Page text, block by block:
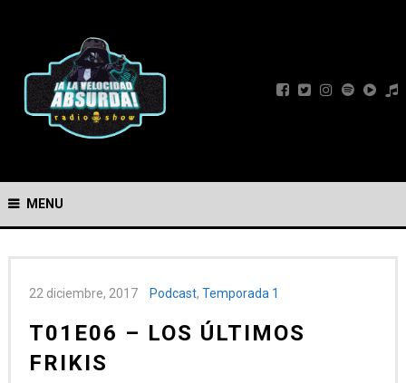
MENU
22 diciembre, 2017 Podcast, Temporada 1
T01E06 – LOS ÚLTIMOS
FRIKIS